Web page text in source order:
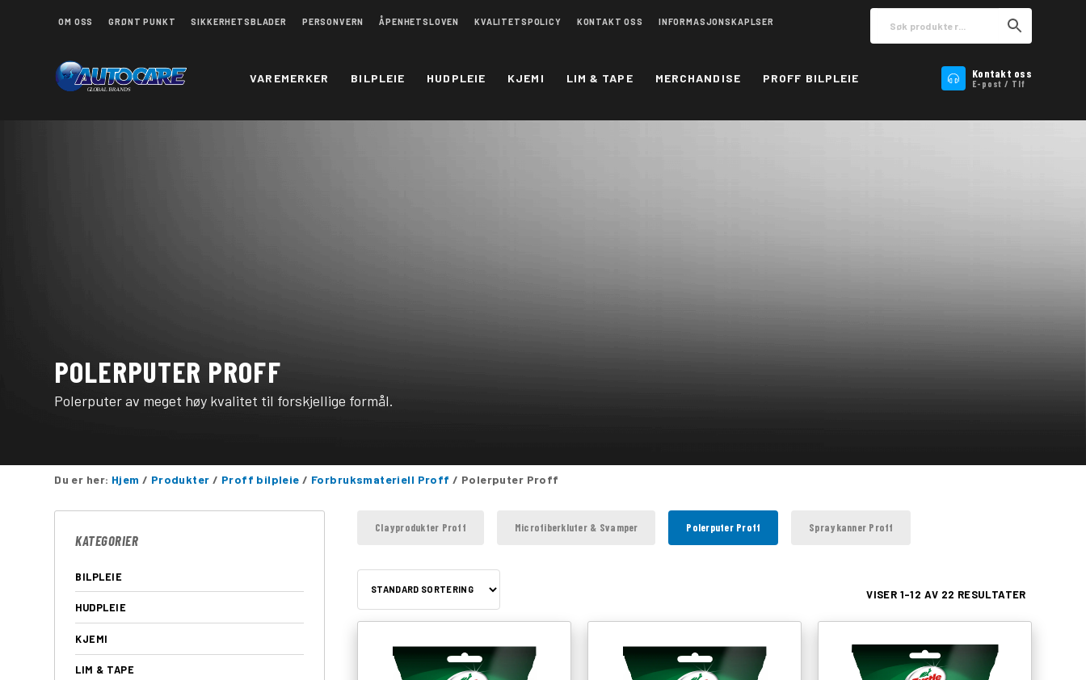
OM OSS GRØNT PUNKT SIKKERHETSBLADER PERSONVERN ÅPENHETSLOVEN KVALITETSPOLICY KONTAKT OSS INFORMASJONSKAPLSER
VAREMERKER BILPLEIE HUDPLEIE KJEMI LIM & TAPE MERCHANDISE PROFF BILPLEIE Kontakt oss
E-post / Tlf
POLERPUTER PROFF
Polerputer av meget høy kvalitet til forskjellige formål.
Du er her: Hjem / Produkter / Proff bilpleie / Forbruksmateriell Proff / Polerputer Proff
KATEGORIER
BILPLEIE
HUDPLEIE
KJEMI
LIM & TAPE
Clayprodukter Proff Microfiberkluter & Svamper Polerputer Proff Spraykanner Proff
VISER 1–12 AV 22 RESULTATER